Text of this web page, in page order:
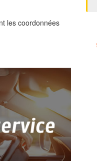
les coordonnées